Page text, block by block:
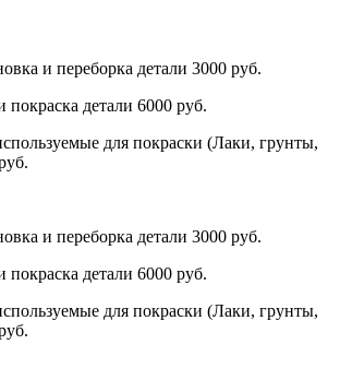
и переборка детали 3000 руб.
покраска детали 6000 руб.
для покраски (Лаки, грунты,
и переборка детали 3000 руб.
покраска детали 6000 руб.
для покраски (Лаки, грунты,